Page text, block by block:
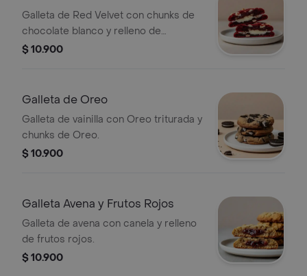
Galleta de Red Velvet con chunks de
chocolate blanco y relleno de
Cheesecake.
$ 10.900
Galleta de Oreo
Galleta de vainilla con Oreo triturada y
chunks de Oreo.
$ 10.900
Galleta Avena y Frutos Rojos
Galleta de avena con canela y relleno
de frutos rojos.
$ 10.900